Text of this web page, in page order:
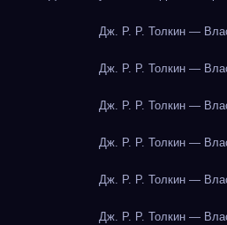
Дж. Р. Р. Толкин —
Дж. Р. Р. Толкин —
Дж. Р. Р. Толкин —
Дж. Р. Р. Толкин —
Дж. Р. Р. Толкин —
Дж. Р. Р. Толкин —